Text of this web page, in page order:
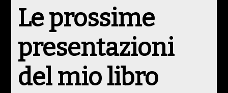
Le prossime
presentazioni
del mio libro